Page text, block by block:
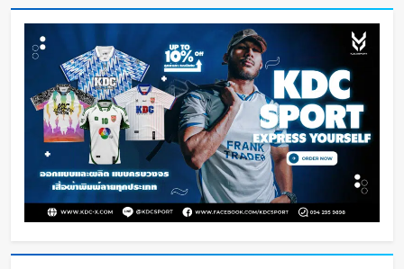
เทคโนโลยีสู่การทำงานจริง
Oat Content 4 ชั่วโมง ago